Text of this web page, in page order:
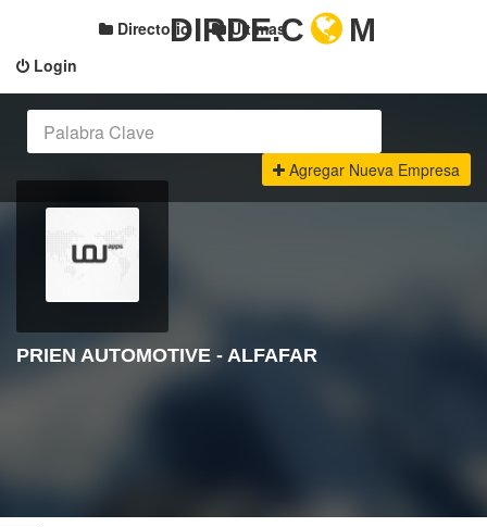
Login
Directorio Últimas
DIRDE.C M
Agregar Nueva Empresa
PRIEN AUTOMOTIVE - ALFAFAR